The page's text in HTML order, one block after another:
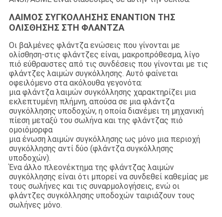
ΛΑΙΜΟΣ ΣΥΓΚΟΛΛΗΣΗΣ ΕΝΑΝΤΙΟΝ ΤΗΣ
ΟΛΙΣΘΗΣΗΣ ΣΤΗ ΦΛΑΝΤΖΑ
Οι βαλμένες φλάντζα ενώσεις που γίνονται με
ολίσθηση-στις φλάντζες είναι, μακροπρόθεσμα, λίγο
πιό εύθραυστες από τις συνδέσεις που γίνονται με τις
φλάντζες λαιμών συγκόλλησης. Αυτό φαίνεται
οφειλόμενο στα ακόλουθα γεγονότα:
μια φλάντζα λαιμών συγκόλλησης χαρακτηρίζει μια
εκλεπτυμένη πλήμνη, απούσα σε μια φλάντζα
συγκόλλησης υποδοχών, η οποία διανέμει τη μηχανική
πίεση μεταξύ του σωλήνα και της φλάντζας πιό
ομοιόμορφα
μια ένωση λαιμών συγκόλλησης ως μόνο μια περιοχή
συγκόλλησης αντί δύο (φλάντζα συγκόλλησης
υποδοχών).
Ένα άλλο πλεονέκτημα της φλάντζας λαιμών
συγκόλλησης είναι ότι μπορεί να συνδεθεί καθεμίας με
τους σωλήνες και τις συναρμολογήσεις, ενώ οι
φλάντζες συγκόλλησης υποδοχών ταιριάζουν τους
σωλήνες μόνο.